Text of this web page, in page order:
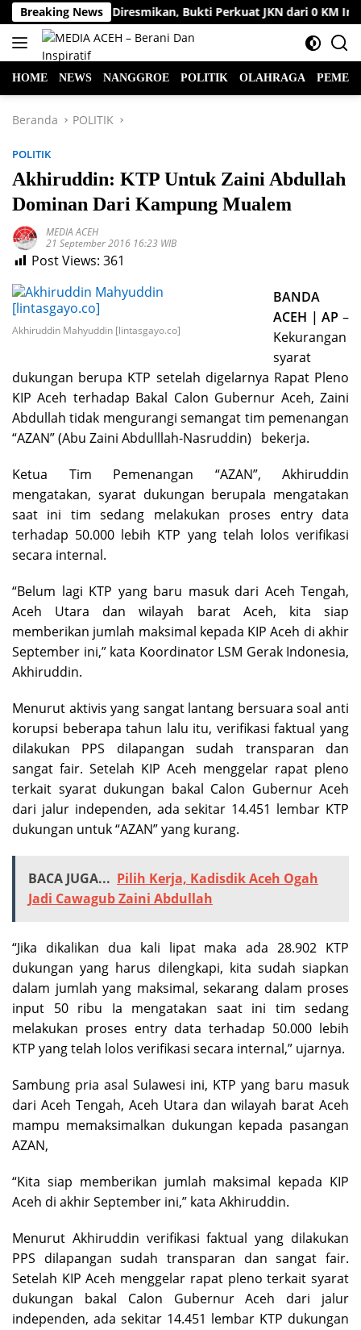
Langsung
ke
konten
Breaking News
di Sabang Diresmikan, Bukti Perkuat JKN dari 0 KM Indonesia
HOME NEWS NANGGROE POLITIK OLAHRAGA
Beranda POLITIK
POLITIK
Akhiruddin: KTP Untuk Zaini Abdullah
Dominan Dari Kampung Mualem
MEDIA ACEH
21 September 2016 16:23 WIB
Post Views: 361
Akhiruddin Mahyuddin [lintasgayo.co]
BANDA
ACEH | AP –
Kekurangan
syarat
dukungan berupa KTP setelah digelarnya Rapat Pleno
KIP Aceh terhadap Bakal Calon Gubernur Aceh, Zaini
Abdullah tidak mengurangi semangat tim pemenangan
“AZAN” (Abu Zaini Abdulllah-Nasruddin)
bekerja.
Ketua Tim Pemenangan “AZAN”, Akhiruddin
mengatakan, syarat dukungan berupaIa mengatakan
saat ini tim sedang melakukan proses entry data
terhadap 50.000 lebih KTP yang telah lolos verifikasi
secara internal.
“Belum lagi KTP yang baru masuk dari Aceh Tengah,
Aceh Utara dan wilayah barat Aceh, kita siap
memberikan jumlah maksimal kepada KIP Aceh di akhir
September ini,” kata Koordinator LSM Gerak Indonesia,
Akhiruddin.
Menurut aktivis yang sangat lantang bersuara soal anti
korupsi beberapa tahun lalu itu, verifikasi faktual yang
dilakukan PPS dilapangan sudah transparan dan
sangat fair. Setelah KIP Aceh menggelar rapat pleno
terkait syarat dukungan bakal Calon Gubernur Aceh
dari jalur independen, ada sekitar 14.451 lembar KTP
dukungan untuk “AZAN” yang kurang.
BACA JUGA... Pilih Kerja, Kadisdik Aceh Ogah
Jadi Cawagub Zaini Abdullah
“Jika dikalikan dua kali lipat maka ada 28.902 KTP
dukungan yang harus dilengkapi, kita sudah siapkan
dalam jumlah yang maksimal, sekarang dalam proses
input 50 ribu Ia mengatakan saat ini tim sedang
melakukan proses entry data terhadap 50.000 lebih
KTP yang telah lolos verifikasi secara internal,” ujarnya.
Sambung pria asal Sulawesi ini, KTP yang baru masuk
dari Aceh Tengah, Aceh Utara dan wilayah barat Aceh
mampu memaksimalkan dukungan kepada pasangan
AZAN,
“Kita siap memberikan jumlah maksimal kepada KIP
Aceh di akhir September ini,” kata Akhiruddin.
Menurut Akhiruddin verifikasi faktual yang dilakukan
PPS dilapangan sudah transparan dan sangat fair.
Setelah KIP Aceh menggelar rapat pleno terkait syarat
dukungan bakal Calon Gubernur Aceh dari jalur
independen, ada sekitar 14.451 lembar KTP dukungan